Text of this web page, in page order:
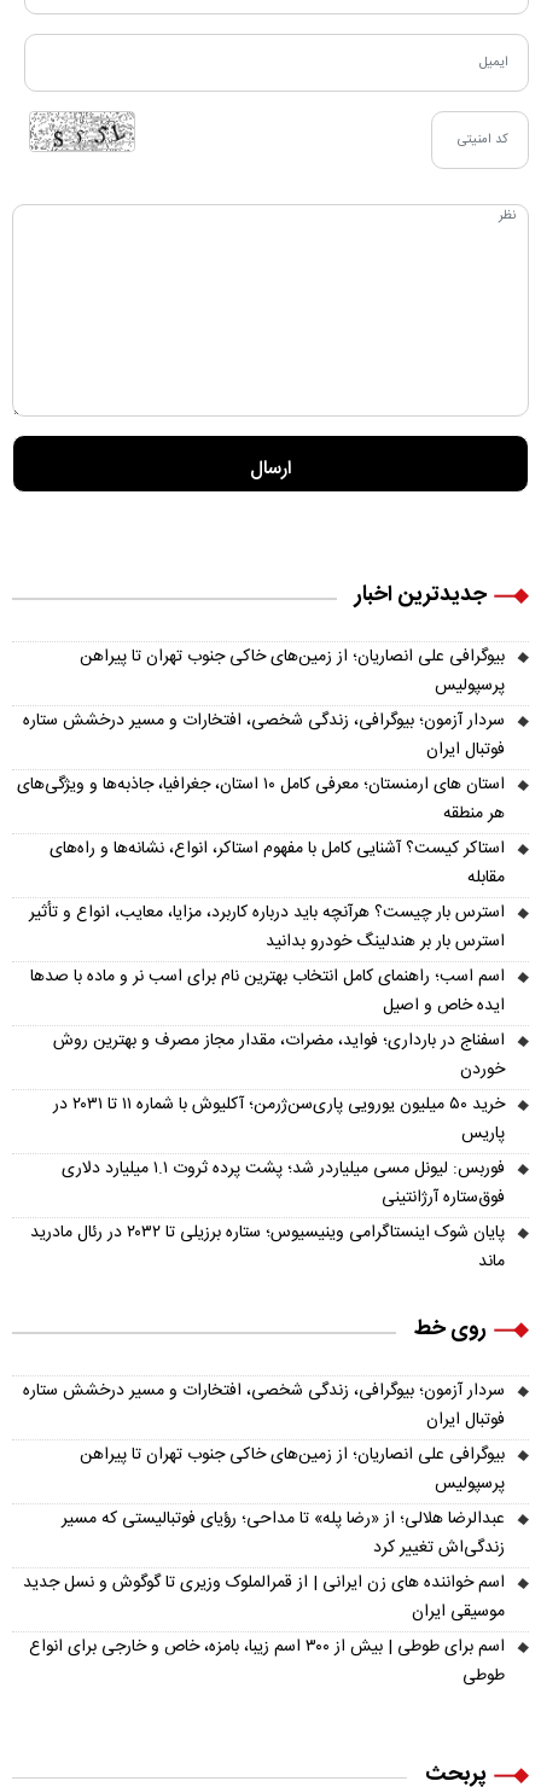
جدیدترین اخبار
بیوگرافی علی انصاریان؛ از زمین‌های خاکی جنوب تهران تا پیراهن
پرسپولیس
سردار آزمون؛ بیوگرافی، زندگی شخصی، افتخارات و مسیر درخشش ستاره
فوتبال ایران
استان های ارمنستان؛ معرفی کامل ۱۰ استان، جغرافیا، جاذبه‌ها و ویژگی‌های
هر منطقه
استاکر کیست؟ آشنایی کامل با مفهوم استاکر، انواع، نشانه‌ها و راه‌های
مقابله
استرس بار چیست؟ هرآنچه باید درباره کاربرد، مزایا، معایب، انواع و تأثیر
استرس بار بر هندلینگ خودرو بدانید
اسم اسب؛ راهنمای کامل انتخاب بهترین نام برای اسب نر و ماده با صدها
ایده خاص و اصیل
اسفناج در بارداری؛ فواید، مضرات، مقدار مجاز مصرف و بهترین روش
خوردن
خرید ۵۰ میلیون یورویی پاری‌سن‌ژرمن؛ آکلیوش با شماره ۱۱ تا ۲۰۳۱ در
پاریس
فوربس: لیونل مسی میلیاردر شد؛ پشت پرده ثروت ۱.۱ میلیارد دلاری
فوق‌ستاره آرژانتینی
پایان شوک اینستاگرامی وینیسیوس؛ ستاره برزیلی تا ۲۰۳۲ در رئال مادرید
ماند
روی خط
سردار آزمون؛ بیوگرافی، زندگی شخصی، افتخارات و مسیر درخشش ستاره
فوتبال ایران
بیوگرافی علی انصاریان؛ از زمین‌های خاکی جنوب تهران تا پیراهن
پرسپولیس
عبدالرضا هلالی؛ از «رضا پله» تا مداحی؛ رؤیای فوتبالیستی که مسیر
زندگی‌اش تغییر کرد
اسم خواننده های زن ایرانی | از قمرالملوک وزیری تا گوگوش و نسل جدید
موسیقی ایران
اسم برای طوطی | بیش از ۳۰۰ اسم زیبا، بامزه، خاص و خارجی برای انواع
طوطی
پربحث